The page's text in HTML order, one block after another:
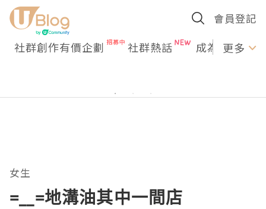
會員登記
社群創作有價企劃 社群熱話 成為U更多
女生
=__=地溝油其中一間店